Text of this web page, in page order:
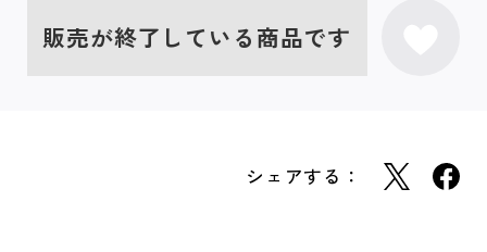
販売が終了している商品です
シェアする：